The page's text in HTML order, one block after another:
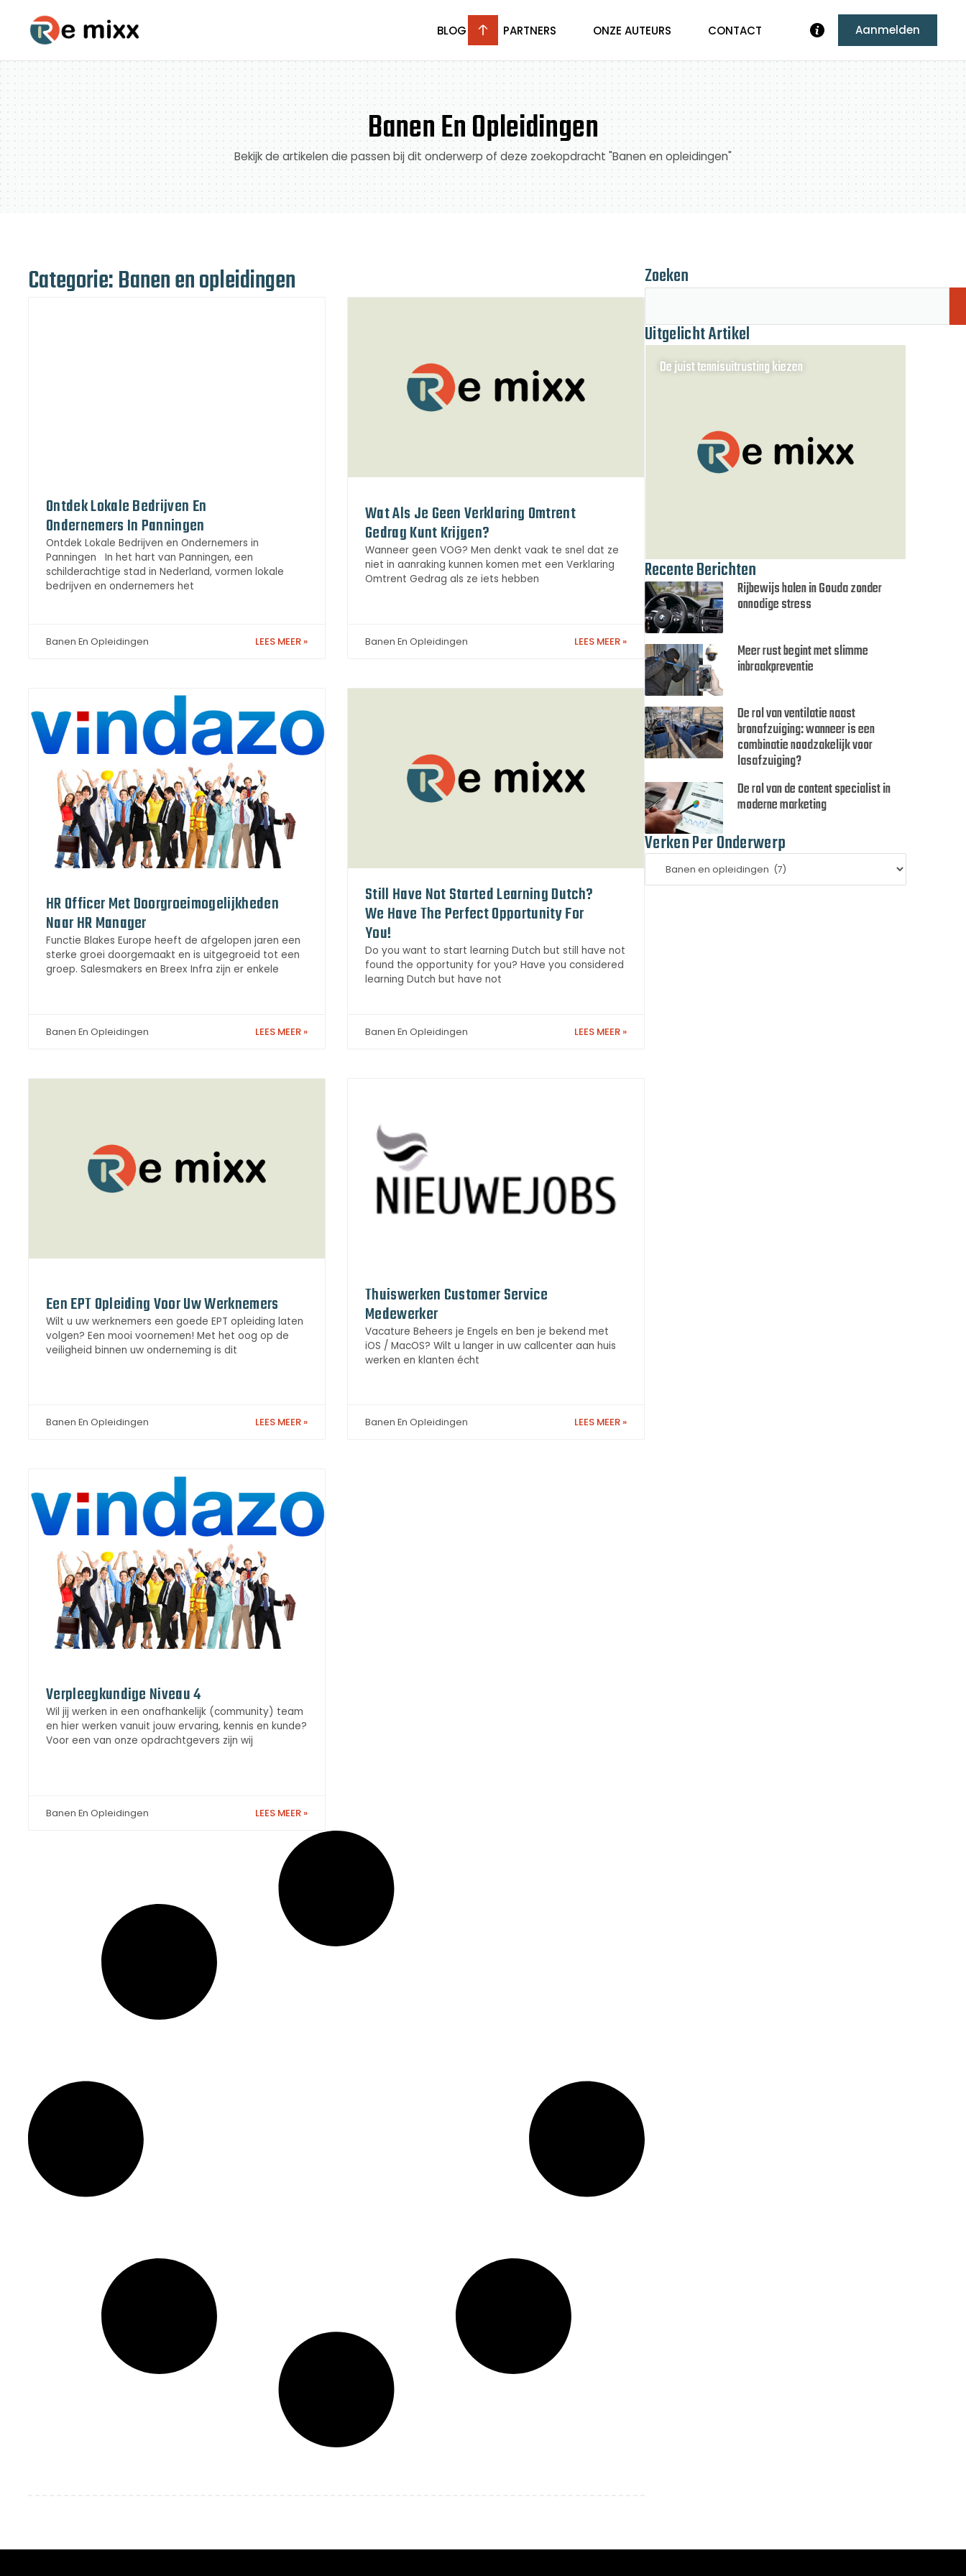
BLOG PARTNERS ONZE AUTEURS CONTACT Aanmelden
Banen En Opleidingen
Bekijk de artikelen die passen bij dit onderwerp of deze zoekopdracht "Banen en opleidingen"
Categorie: Banen en opleidingen
Ontdek Lokale Bedrijven En
Ondernemers In Panningen
Ontdek Lokale Bedrijven en Ondernemers in
Panningen In het hart van Panningen, een
schilderachtige stad in Nederland, vormen lokale
bedrijven en ondernemers het
Banen En Opleidingen LEES MEER »
Wat Als Je Geen Verklaring Omtrent
Gedrag Kunt Krijgen?
Wanneer geen VOG? Men denkt vaak te snel dat ze
niet in aanraking kunnen komen met een Verklaring
Omtrent Gedrag als ze iets hebben
Banen En Opleidingen LEES MEER »
HR Officer Met Doorgroeimogelijkheden
Naar HR Manager
Functie Blakes Europe heeft de afgelopen jaren een
sterke groei doorgemaakt en is uitgegroeid tot een
groep. Salesmakers en Breex Infra zijn er enkele
Banen En Opleidingen LEES MEER »
Still Have Not Started Learning Dutch?
We Have The Perfect Opportunity For
You!
Do you want to start learning Dutch but still have not
found the opportunity for you? Have you considered
learning Dutch but have not
Banen En Opleidingen LEES MEER »
Een EPT Opleiding Voor Uw Werknemers
Wilt u uw werknemers een goede EPT opleiding laten
volgen? Een mooi voornemen! Met het oog op de
veiligheid binnen uw onderneming is dit
Banen En Opleidingen LEES MEER »
Thuiswerken Customer Service
Medewerker
Vacature Beheers je Engels en ben je bekend met
iOS / MacOS? Wilt u langer in uw callcenter aan huis
werken en klanten écht
Banen En Opleidingen LEES MEER »
Verpleegkundige Niveau 4
Wil jij werken in een onafhankelijk (community) team
en hier werken vanuit jouw ervaring, kennis en kunde?
Voor een van onze opdrachtgevers zijn wij
Banen En Opleidingen LEES MEER »
Zoeken
Uitgelicht Artikel
De juist tennisuitrusting kiezen
Recente Berichten
Rijbewijs halen in Gouda zonder
onnodige stress
Meer rust begint met slimme
inbraakpreventie
De rol van ventilatie naast
bronafzuiging: wanneer is een
combinatie noodzakelijk voor
lasafzuiging?
De rol van de content specialist in
moderne marketing
Verken Per Onderwerp